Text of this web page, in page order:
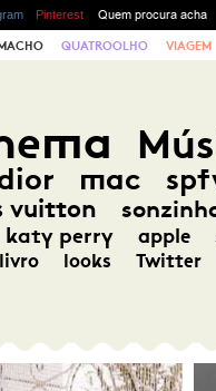
Pinterest
QUATROOLHO VIAGEM
mac
vuitton
katy perry apple
livro looks Twitter